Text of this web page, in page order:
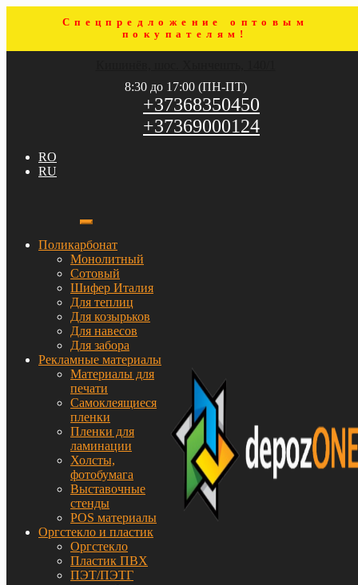
Спецпредложение оптовым
покупателям!
8:30 до 17:00 (ПН-ПТ)
+37368350450
+37369000124
RO
RU
Поликарбонат
Монолитный
Сотовый
Шифер Италия
Для теплиц
Для козырьков
Для навесов
Для забора
Рекламные материалы
Материалы для
печати
Самоклеящиеся
пленки
Пленки для
ламинации
Холсты,
фотобумага
Выставочные
стенды
POS материалы
Оргстекло и пластик
Оргстекло
Пластик ПВХ
ПЭТ/ПЭТГ